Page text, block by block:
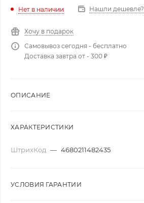
Нет в наличии Нашли дешевле?
Хочу в подарок
Самовывоз сегодня - бесплатно
Доставка завтра от - 300 ₽
ОПИСАНИЕ
ХАРАКТЕРИСТИКИ
ШтрихКод — 4680211482435
УСЛОВИЯ ГАРАНТИИ